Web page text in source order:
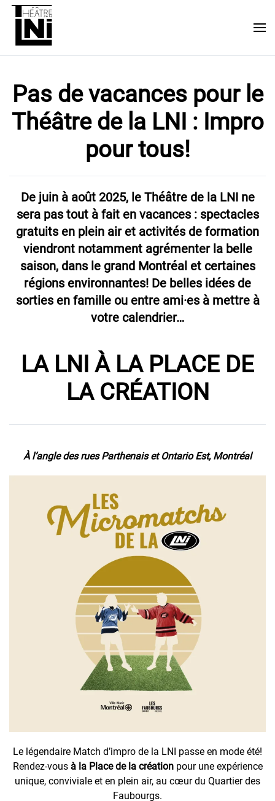
Skip to main content
Pas de vacances pour le
Théâtre de la LNI : Impro
pour tous!
De juin à août 2025, le Théâtre de la LNIne
sera pas tout à fait en vacances : spectacles
gratuits en plein air et activités de formation
viendront notamment agrémenter la belle
saison, dans le grand Montréal et certaines
régions environnantes! De belles idées de
sorties en famille ou entre ami·es à mettre à
votre calendrier…
LA LNI À LA PLACE DE
LA CRÉATION
À l’angle des rues Parthenais et Ontario Est, Montréal
Le légendaire Match d’impro de la LNI passe en mode été!
Rendez-vous à la Place de la création pour une expérience
unique, conviviale et en plein air, au cœur du Quartier des
Faubourgs.